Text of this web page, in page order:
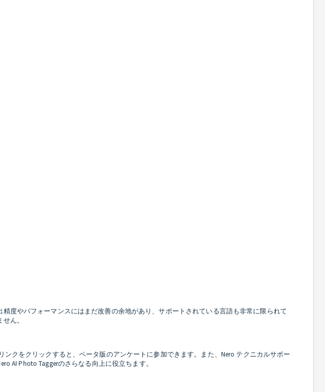
度やパフォーマンスにはまだ改善の余地があり、サポートされている言語も非常に限られて
ん。
クをクリックすると、ベータ版のアンケートに参加できます。また、Nero テクニカルサポー
AI Photo Taggerのさらなる向上に役立ちます。